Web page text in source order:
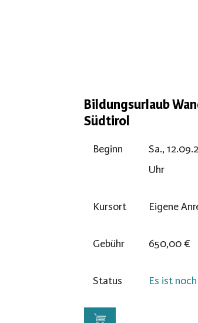
Bildungsurlaub
Südtirol
Beginn
Sa.,
Uhr
Kursort Eigene
Gebühr 650,00 €
Status Es ist